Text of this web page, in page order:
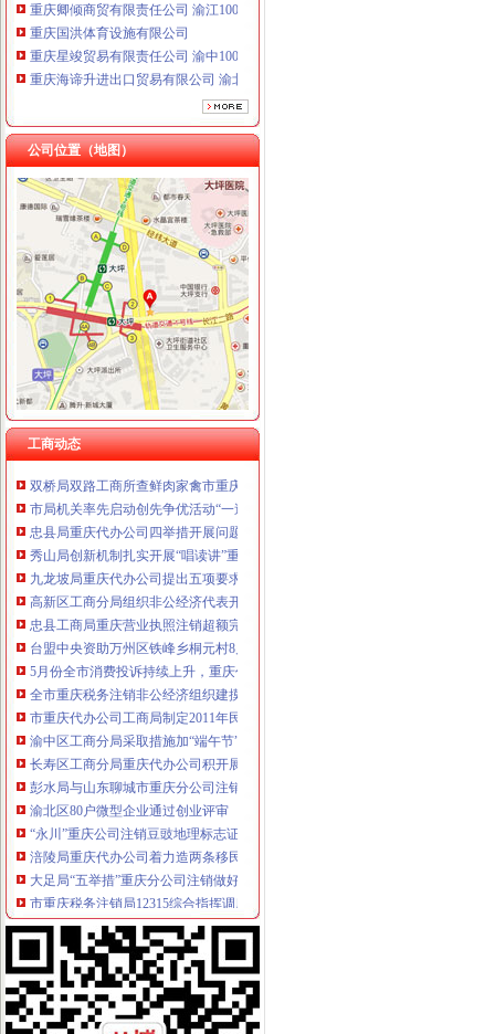
重庆国洪体育设施有限公司
重庆星竣贸易有限责任公司 渝中100万 （进出口权）
重庆海谛升进出口贸易有限公司 渝北100万 （进出口权）
重庆奕欣锦诚商贸有限公司 渝九50万 （工商注册）
重庆信同广告有限公司 渝沙50万 （工商注册）
重庆三虹房地产营销策划有限公司
重庆宝鹰汽车销售有限公司
公司位置（地图）
工商动态
工商动态
市局六项措施推进“双”重庆营业执照注销行动后期工作
垫江局重庆代办公司造微企孵化园推进微型企业快速发展
江津局重庆税务注销以四个注重为抓手大力发展微型企业
渝北局三条措施加中秋、重庆营业执照注销国庆期间旅游市场监管
秀山县创先争优检查组对秀山局重庆代办公司工作提出三点要求
彭水局重庆公司注销规范芋合同促农户万元增收
渝中区五家微型企业通过资本金补助评审
市局机关率先启动创先争优活动“一述二评三公示”重庆公司注销工作
忠县局重庆代办公司四举措开展问题食品清查
秀山局创新机制扎实开展“唱读讲”重庆代办公司活动
九龙坡局重庆代办公司提出五项要求部署保护台湾水果工作
高新区工商分局组织非公经济代表开展“我身边的重庆税务注销员” 演讲比赛
忠县工商局重庆营业执照注销超额完成2011年上半年微型企业发展任务
台盟中央资助万州区铁峰乡桐元村8户残疾人微型企业
5月份全市消费投诉持续上升，重庆代办公司分体式空调成为热点
全市重庆税务注销非公经济组织建摸底工作取得圆满成功
市重庆代办公司工商局制定2011年民主评议政风行风工作实施方案
渝中区工商分局采取措施加“端午节”重庆分公司注销期间食品安全监管
长寿区工商分局重庆代办公司积开展农资护农行动
彭水局与山东聊城市重庆分公司注销工商局建立结对扶贫协作工作机制
渝北区80户微型企业通过创业评审
“永川”重庆公司注销豆豉地理标志证明商标获成功注册
涪陵局重庆代办公司着力造两条移民微型企业发展示范街
大足局“五举措”重庆分公司注销做好两节期间安全稳定工作
市重庆税务注销局12315综合指挥调度中心12月份第4周受理况
城口县第三批58户微型企业通过创业评审
长寿局重庆分公司注销助企业融资次突破10亿元
全市重庆分公司注销学校食品安全百日整行动取得三个成果
市重庆代办公司局监察室认真学习贯彻全国工商行政管理工作会议和全市经济
北部新区全面完成2010年微型企业发展任务
市重庆营业执照注销局召开信息化工作领导小组成员会议